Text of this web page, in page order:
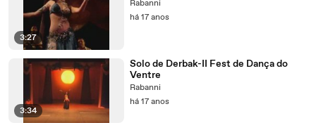
3:27
Rabanni
há 17 anos
3:34
Solo de Derbak-II Fest de Dança do
Ventre
Rabanni
há 17 anos